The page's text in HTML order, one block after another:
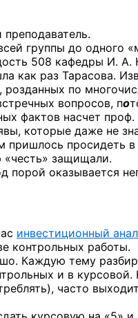
группы до одного
508 кафедры И.
как раз Тарасова.
розданных по
вопросов, по
фактов насчет
которые даже не
пришлось просидеть
«честь» защищали.
порой оказывается
инвестиционный
контрольных работы.
Каждую тему
и в
часто